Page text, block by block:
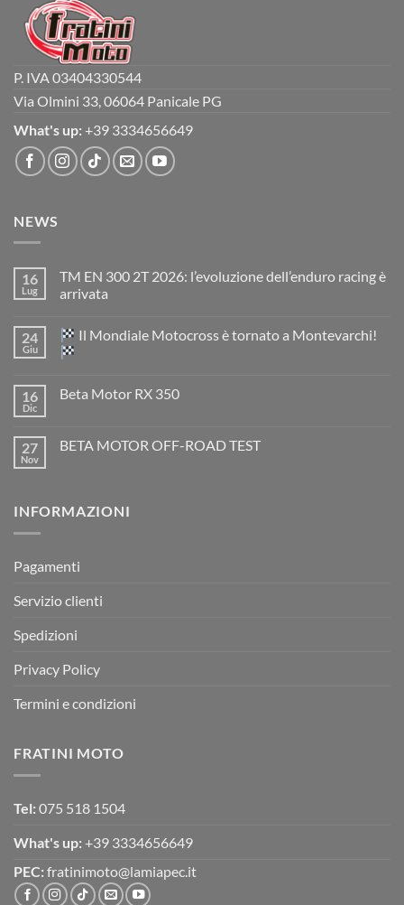
P. IVA 03404330544
Via Olmini 33, 06064 Panicale PG
What's up: +39 3334656649
NEWS
16
Lug
TM EN 300 2T 2026: l’evoluzione dell’enduro racing è
arrivata
su
TM
EN
2026:
è
arrivata
24
Giu
Il Mondiale Motocross è tornato a Montevarchi!
su
Motocross
è
16
Dic
Beta Motor RX 350
Beta
27
Nov
BETA MOTOR OFF-ROAD TEST
MOTOR
INFORMAZIONI
Pagamenti
Servizio clienti
Spedizioni
Privacy Policy
Termini e condizioni
FRATINI MOTO
Tel: 075 518 1504
What's up: +39 3334656649
PEC: fratinimoto@lamiapec.it